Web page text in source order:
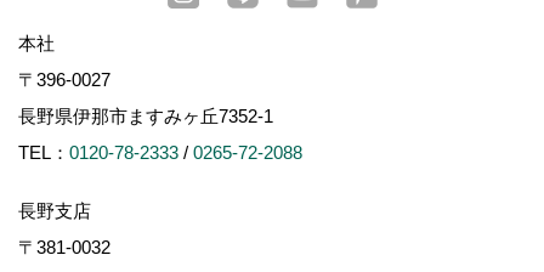
本社
〒396-0027
長野県伊那市ますみヶ丘7352-1
TEL： 0120-78-2333 / 0265-72-2088
長野支店
〒381-0032